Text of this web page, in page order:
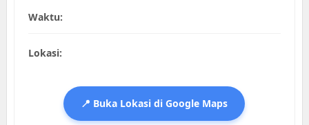
Waktu:
Lokasi:
📍 Buka Lokasi di Google Maps